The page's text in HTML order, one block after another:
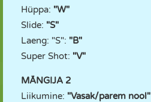
Hüppa: "W"
Slide: "S"
Laeng: "S": "B"
Super Shot: "V"
MÄNGIJA 2
Liikumine: "Vasak/parem nool"